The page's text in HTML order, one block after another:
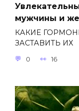
мужчины и
КАКИЕ
ЗАСТАВИТЬ ИХ
0 16